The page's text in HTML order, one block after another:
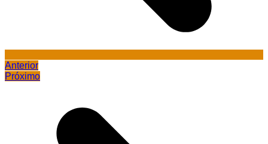
Anterior
Próximo